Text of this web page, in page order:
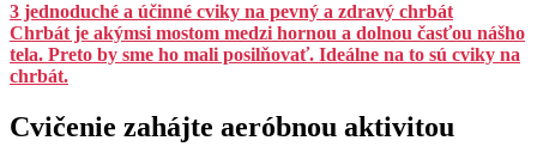
3 jednoduché a účinné cviky na pevný a zdravý chrbát
Chrbát je akýmsi mostom medzi hornou a dolnou časťou nášho
tela. Preto by sme ho mali posilňovať. Ideálne na to sú cviky na
chrbát.
Cvičenie zahájte aeróbnou aktivitou